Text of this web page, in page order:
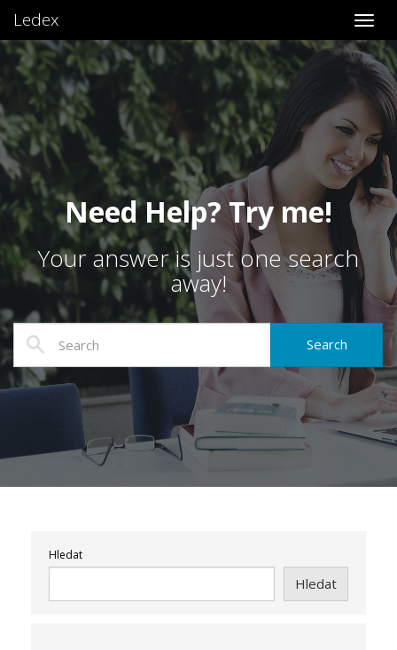
Ledex
Need Help? Try me!
Your answer is just one search
away!
Hledat
Hledat